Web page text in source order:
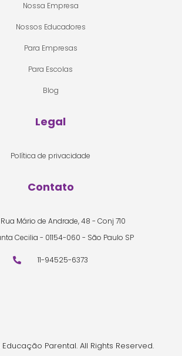
Nossa Empresa
Nossos Educadores
Para Empresas
Para Escolas
Blog
Legal
Política de privacidade
Contato
Rua Mário de Andrade, 48 - Conj 710
Cecilia - 01154-060 - São Paulo SP
11-94525-6373
Parental. All Rights Reserved.